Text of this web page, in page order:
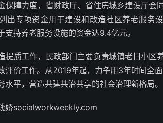
保障力度，省财政厅、省住房城乡建设厅会
出专项资金用于建设和改造社区养老服务
支持养老服务设施的资金达9.4亿元。
提质工作，民政部门主要负责城镇老旧小区
评价工作。从2019年起，力争用3年时间全
水平，营造共建共治共享的社会治理新格局
娇socialworkweekly.com